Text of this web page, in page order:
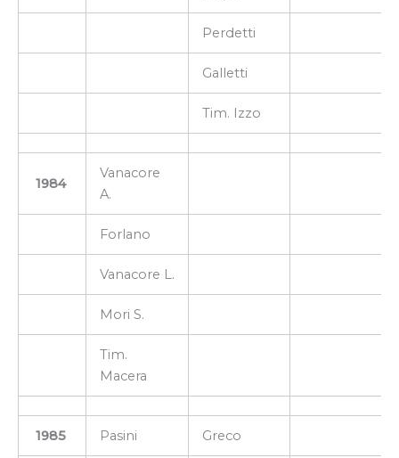
Perdetti
Galletti
Tim. Izzo
1984
Vanacore
A.
Forlano
Vanacore L.
Mori S.
Tim.
Macera
1985 Pasini Greco